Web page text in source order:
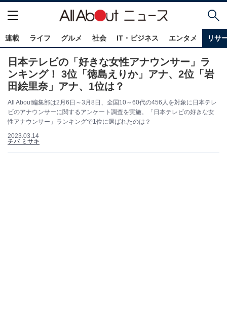
連載 ライフ グルメ 社会 IT・ビジネス エンタメ リサ
日本テレビの「好きな女性アナウンサー」ラ
ンキング！ 3位「徳島えりか」アナ、2位「岩
田絵里奈」アナ、1位は？
All About編集部は2月6日～3月8日、全国10～60代の456人を対象に日本テレ
ビのアナウンサーに関するアンケート調査を実施。「日本テレビの好きな女
性アナウンサー」ランキングで1位に選ばれたのは？
2023.03.14
チバ ミサキ